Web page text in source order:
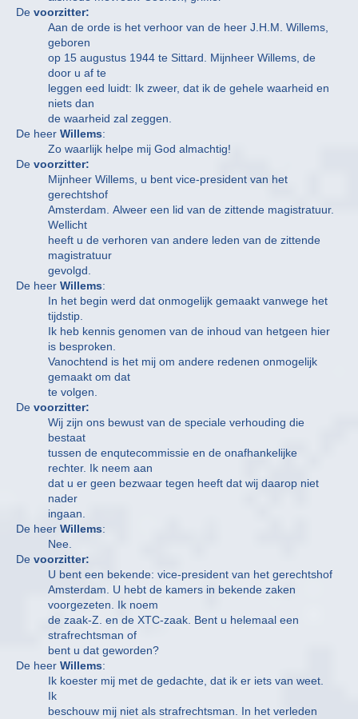
De voorzitter:
Aan de orde is het verhoor van de heer J.H.M. Willems,
geboren
op 15 augustus 1944 te Sittard. Mijnheer Willems, de
door u af te
leggen eed luidt: Ik zweer, dat ik de gehele waarheid en
niets dan
de waarheid zal zeggen.
De heer Willems:
Zo waarlijk helpe mij God almachtig!
De voorzitter:
Mijnheer Willems, u bent vice-president van het
gerechtshof
Amsterdam. Alweer een lid van de zittende magistratuur.
Wellicht
heeft u de verhoren van andere leden van de zittende
magistratuur
gevolgd.
De heer Willems:
In het begin werd dat onmogelijk gemaakt vanwege het
tijdstip.
Ik heb kennis genomen van de inhoud van hetgeen hier
is besproken.
Vanochtend is het mij om andere redenen onmogelijk
gemaakt om dat
te volgen.
De voorzitter:
Wij zijn ons bewust van de speciale verhouding die
bestaat
tussen de enqutecommissie en de onafhankelijke
rechter. Ik neem aan
dat u er geen bezwaar tegen heeft dat wij daarop niet
nader
ingaan.
De heer Willems:
Nee.
De voorzitter:
U bent een bekende: vice-president van het gerechtshof
Amsterdam. U hebt de kamers in bekende zaken
voorgezeten. Ik noem
de zaak-Z. en de XTC-zaak. Bent u helemaal een
strafrechtsman of
bent u dat geworden?
De heer Willems:
Ik koester mij met de gedachte, dat ik er iets van weet.
Ik
beschouw mij niet als strafrechtsman. In het verleden